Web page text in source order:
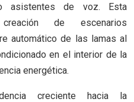
asistentes de voz. Esta
de escenarios
automático de las lamas al
en el interior de la
energética.
creciente hacia la